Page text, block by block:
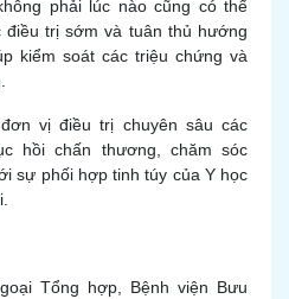
phải lúc nào cũng có thể
điều trị sớm và tuân thủ hướng
kiểm soát các triệu chứng và
vị điều trị chuyên sâu các
hồi chấn thương, chăm sóc
sự phối hợp tinh túy của Y học
Tổng hợp, Bệnh viện Bưu